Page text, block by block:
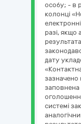
особу; - в
колонці
разі, якщо
дату
зазначено
заповнена
системі